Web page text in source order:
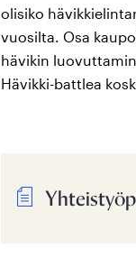
olisiko
vuosilta. Osa
hävikin
Hävikki-battlea